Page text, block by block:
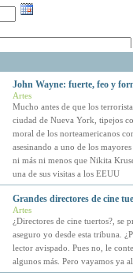
John Wayne: fuerte, feo y
Artes
Mucho antes de que los
ciudad de Nueva York, tipejos
moral de los norteamericanos
asesinando a uno de los
ni más ni menos que Nikita
una de sus visitas a los EEUU
Grandes directores de cine
Artes
¿Directores de cine tuertos?, se
aseguro yo desde esta tribuna.
lector avispado. Pues no, le
algunos más. Pero vayamos ya